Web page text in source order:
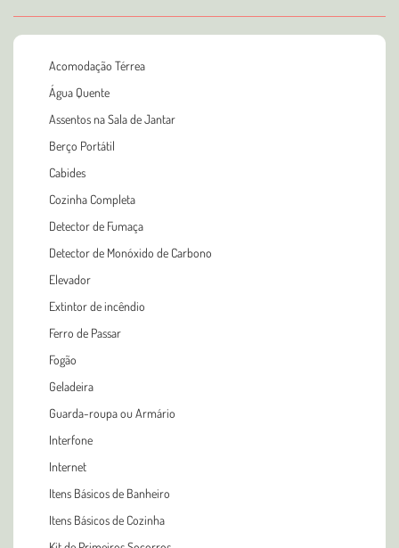
Acomodação Térrea
Água Quente
Assentos na Sala de Jantar
Berço Portátil
Cabides
Cozinha Completa
Detector de Fumaça
Detector de Monóxido de Carbono
Elevador
Extintor de incêndio
Ferro de Passar
Fogão
Geladeira
Guarda-roupa ou Armário
Interfone
Internet
Itens Básicos de Banheiro
Itens Básicos de Cozinha